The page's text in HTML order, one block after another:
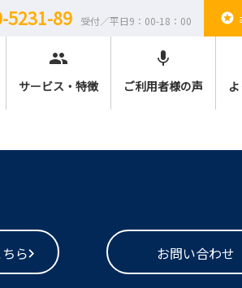
5231-89 受付／平日9：00-18：00 stars
people
サービス・特徴
mic
ご利用者様の声
ら お問い合わせ